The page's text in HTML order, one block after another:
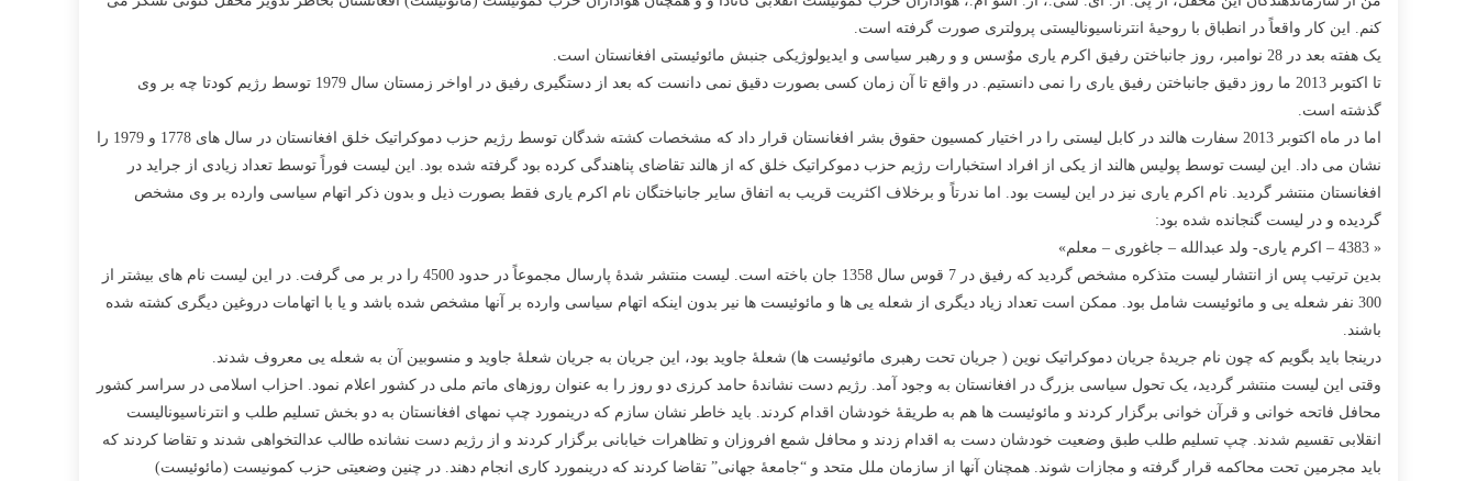
افغانستان
در
تورنتو
در
کانادا
هواداران
حزب
کمونیست
کنم. این کار واقعاً در انطباق با روحیۀ انترناسیونالیستی پرولتری صورت گرفته است.
یک هفته بعد در 28 نوامبر، روز جانباختن رفیق اکرم یاری موٌسس و و رهبر سیاسی و ایدیولوژیکی جنبش مائوئیستی افغانستان است.
تا اکتوبر 2013 ما روز دقیق جانباختن رفیق یاری را نمی دانستیم. در واقع تا آن زمان کسی بصورت دقیق نمی دانست که بعد از دستگیری رفیق در اواخر زمستان سال 1979 توسط رژیم کودتا چه بر وی
گذشته است.
اما در ماه اکتوبر 2013 سفارت هالند در کابل لیستی را در اختیار کمسیون حقوق بشر افغانستان قرار داد که مشخصات کشته شدگان توسط رژیم حزب دموکراتیک خلق افغانستان در سال های 1778 و 1979 را
نشان می داد. این لیست توسط پولیس هالند از یکی از افراد استخبارات رژیم حزب دموکراتیک خلق که از هالند تقاضای پناهندگی کرده بود گرفته شده بود. این لیست فوراً توسط تعداد زیادی از جراید در
افغانستان منتشر گردید. نام اکرم یاری نیز در این لیست بود. اما ندرتاً و برخلاف اکثریت قریب به اتفاق سایر جانباختگان نام اکرم یاری فقط بصورت ذیل و بدون ذکر اتهام سیاسی وارده بر وی مشخص
گردیده و در لیست گنجانده شده بود:
« 4383 – اکرم یاری- ولد عبدالله – جاغوری – معلم»
بدین ترتیب پس از انتشار لیست متذکره مشخص گردید که رفیق در 7 قوس سال 1358 جان باخته است. لیست منتشر شدۀ پارسال مجموعاً در حدود 4500 را در بر می گرفت. در این لیست نام های بیشتر از
300 نفر شعله یی و مائوئیست شامل بود. ممکن است تعداد زیاد دیگری از شعله یی ها و مائوئیست ها نیر بدون اینکه اتهام سیاسی وارده بر آنها مشخص شده باشد و یا با اتهامات دروغین دیگری کشته شده
باشند.
درینجا باید بگویم که چون نام جریدۀ جریان دموکراتیک نوین ( جریان تحت رهبری مائوئیست ها) شعلۀ جاوید بود، این جریان به جریان شعلۀ جاوید و منسوبین آن به شعله یی معروف شدند.
وقتی این لیست منتشر گردید، یک تحول سیاسی بزرگ در افغانستان به وجود آمد. رژیم دست نشاندۀ حامد کرزی دو روز را به عنوان روزهای ماتم ملی در کشور اعلام نمود. احزاب اسلامی در سراسر کشور
محافل فاتحه خوانی و قرآن خوانی برگزار کردند و مائوئیست ها هم به طریقۀ خودشان اقدام کردند. باید خاطر نشان سازم که درینمورد چپ نمهای افغانستان به دو بخش تسلیم طلب و انترناسیونالیست
انقلابی تقسیم شدند. چپ تسلیم طلب طبق وضعیت خودشان دست به اقدام زدند و محافل شمع افروزان و تظاهرات خیابانی برگزار کردند و از رژیم دست نشانده طالب عدالتخواهی شدند و تقاضا کردند که
باید مجرمین تحت محاکمه قرار گرفته و مجازات شوند. همچنان آنها از سازمان ملل متحد و “جامعۀ جهانی” تقاضا کردند که درینمورد کاری انجام دهند. در چنین وضعیتی حزب کمونیست (مائوئیست)